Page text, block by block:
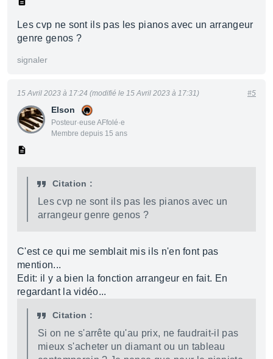
Les cvp ne sont ils pas les pianos avec un arrangeur
genre genos ?
signaler
Elson
Posteur·euse AFfolé·e
Membre depuis 15 ans
15 Avril 2023 à 17:24 (modifié le 15 Avril 2023 à 17:31) #5
Citation :
Les cvp ne sont ils pas les pianos avec un
arrangeur genre genos ?
C'est ce qui me semblait mis ils n'en font pas
mention...
Edit: il y a bien la fonction arrangeur en fait. En
regardant la vidéo...
Citation :
Si on ne s'arrête qu'au prix, ne faudrait-il pas
mieux s'acheter un diamant ou un tableau